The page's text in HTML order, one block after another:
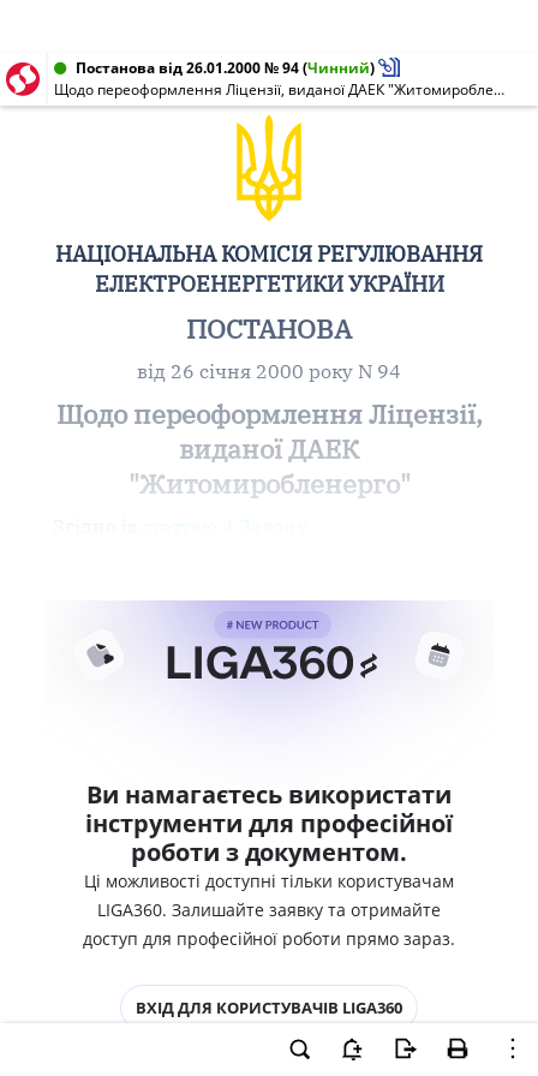
Постанова від 26.01.2000 № 94(Чинний)
Щодо переоформлення Ліцензії, виданої ДАЕК "Житомиробленерго"
НАЦІОНАЛЬНА КОМІСІЯ РЕГУЛЮВАННЯ
ЕЛЕКТРОЕНЕРГЕТИКИ УКРАЇНИ
ПОСТАНОВА
від 26 січня 2000 року N 94
Щодо переоформлення Ліцензії,
виданої ДАЕК
"Житомиробленерго"
Ви намагаєтесь використати
інструменти для професійної
роботи з документом.
Ці можливості доступні тільки користувачам
LIGA360. Залишайте заявку та отримайте
доступ для професійної роботи прямо зараз.
ВХІД ДЛЯ КОРИСТУВАЧІВ LIGA360
ХОЧУ СПРОБУВАТИ LIGA360 - ОТРИМАТИ